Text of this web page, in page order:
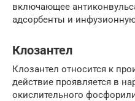
включающее
адсорбенты и
Клозантел
Клозантел относится к
действие проявляется в
окислительного